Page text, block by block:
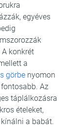
egyéves
konkrét
a
görbe nyomon
Az
táplálkozásra
ételeket,
a babát.